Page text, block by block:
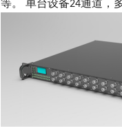
等。 单台设备24通道，